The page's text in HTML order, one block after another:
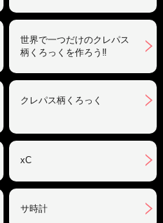
世界で一つだけのクレパス
柄くろっくを作ろう‼︎
クレパス柄くろっく
xC
サ時計